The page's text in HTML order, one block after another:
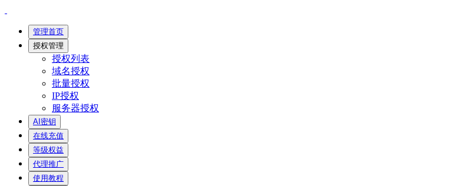
管理首页
授权管理
授权列表
域名授权
批量授权
IP授权
服务器授权
AI密钥
在线充值
等级权益
代理推广
使用教程